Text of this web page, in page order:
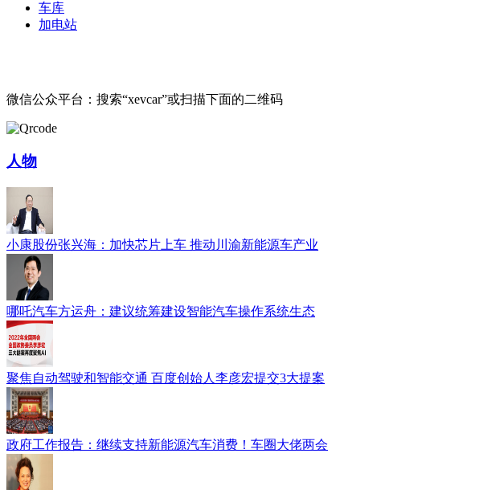
车库
加电站
微信公众平台：搜索“xevcar”或扫描下面的二维码
人物
小康股份张兴海：加快芯片上车 推动川渝新能源车产业
哪吒汽车方运舟：建议统筹建设智能汽车操作系统生态
聚焦自动驾驶和智能交通 百度创始人李彦宏提交3大提案
政府工作报告：继续支持新能源汽车消费！车圈大佬两会